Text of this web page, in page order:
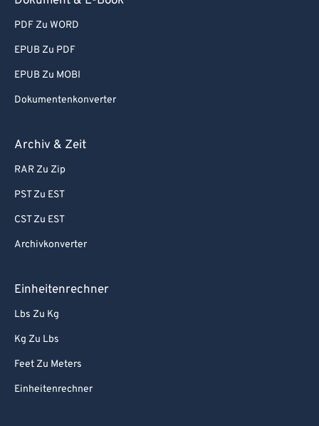
PDF Zu WORD
EPUB Zu PDF
EPUB Zu MOBI
Dokumentenkonverter
Archiv & Zeit
RAR Zu Zip
PST Zu EST
CST Zu EST
Archivkonverter
Einheitenrechner
Lbs Zu Kg
Kg Zu Lbs
Feet Zu Meters
Einheitenrechner